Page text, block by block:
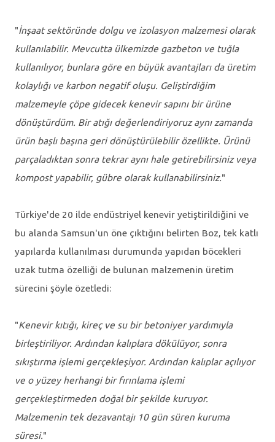
"İnşaat sektöründe dolgu ve izolasyon malzemesi olarak
kullanılabilir. Mevcutta ülkemizde gazbeton ve tuğla
kullanılıyor, bunlara göre en büyük avantajları da üretim
kolaylığı ve karbon negatif oluşu. Geliştirdiğim
malzemeyle çöpe gidecek kenevir sapını bir ürüne
dönüştürdüm. Bir atığı değerlendiriyoruz aynı zamanda
ürün başlı başına geri dönüştürülebilir özellikte. Ürünü
parçaladıktan sonra tekrar aynı hale getirebilirsiniz veya
kompost yapabilir, gübre olarak kullanabilirsiniz."
Türkiye'de 20 ilde endüstriyel kenevir yetiştirildiğini ve
bu alanda Samsun'un öne çıktığını belirten Boz, tek katlı
yapılarda kullanılması durumunda yapıdan böcekleri
uzak tutma özelliği de bulunan malzemenin üretim
sürecini şöyle özetledi:
"Kenevir kıtığı, kireç ve su bir betoniyer yardımıyla
birleştiriliyor. Ardından kalıplara dökülüyor, sonra
sıkıştırma işlemi gerçekleşiyor. Ardından kalıplar açılıyor
ve o yüzey herhangi bir fırınlama işlemi
gerçekleştirmeden doğal bir şekilde kuruyor.
Malzemenin tek dezavantajı 10 gün süren kuruma
süresi."